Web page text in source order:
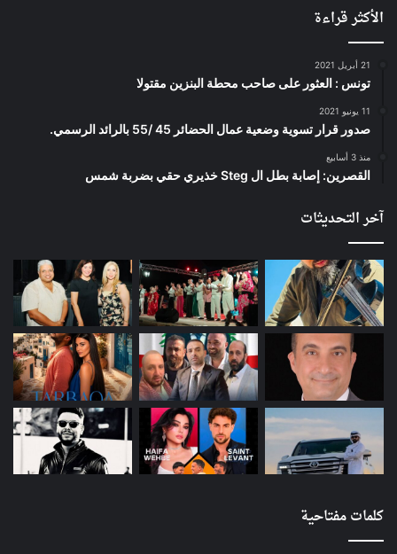
الأكثر قراءة
21 أبريل 2021
تونس : العثور على صاحب محطة البنزين مقتولا
11 يونيو 2021
صدور قرار تسوية وضعية عمال الحضائر 45 /55 بالرائد الرسمي.
منذ 3 أسابيع
القصرين: إصابة بطل ال Steg خذيري حقي بضربة شمس
آخر التحديثات
كلمات مفتاحية